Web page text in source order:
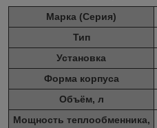
Марка (Серия)
Тип
Установка
Форма корпуса
Объём, л
Мощность теплообменника,